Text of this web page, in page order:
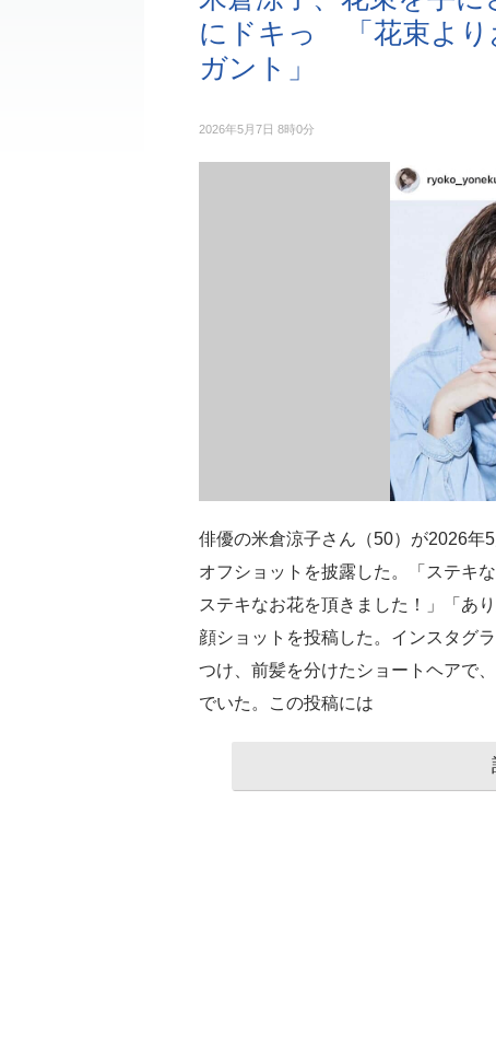
にドキっ 「花束より
ガント」
2026年5月7日 8時0分
俳優の米倉涼子さん（50）が2026年
オフショットを披露した。「ステキ
ステキなお花を頂きました！」「あ
顔ショットを投稿した。インスタグ
つけ、前髪を分けたショートヘアで
でいた。この投稿には